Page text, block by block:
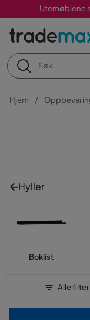
Utemøblene
Hjem
Hyller
Boklist
Alle filter